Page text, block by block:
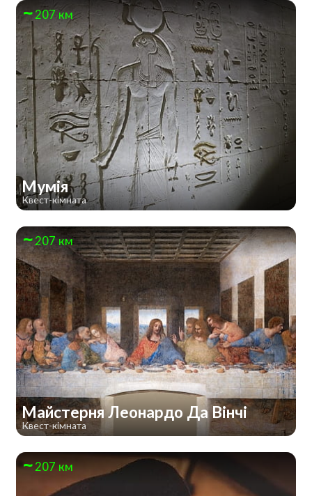
207 км
Мумія
Квест-кімната
207 км
Майстерня Леонардо Да Вінчі
Квест-кімната
207 км